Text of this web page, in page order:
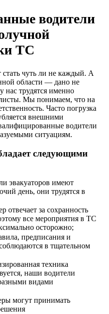
водители
ТС
чуть ли не каждый. А
области — дано не
нас трудятся именно
Мы понимаем, что на
Часто погрузка
внешними
водители
ситуациям.
следующими
эвакуаторов имеют
день, они трудятся в
отвечает за сохранность
все мероприятия в ТС
осторожно;
предписания и
в тщательном
техника
наши водители
видами
могут принимать